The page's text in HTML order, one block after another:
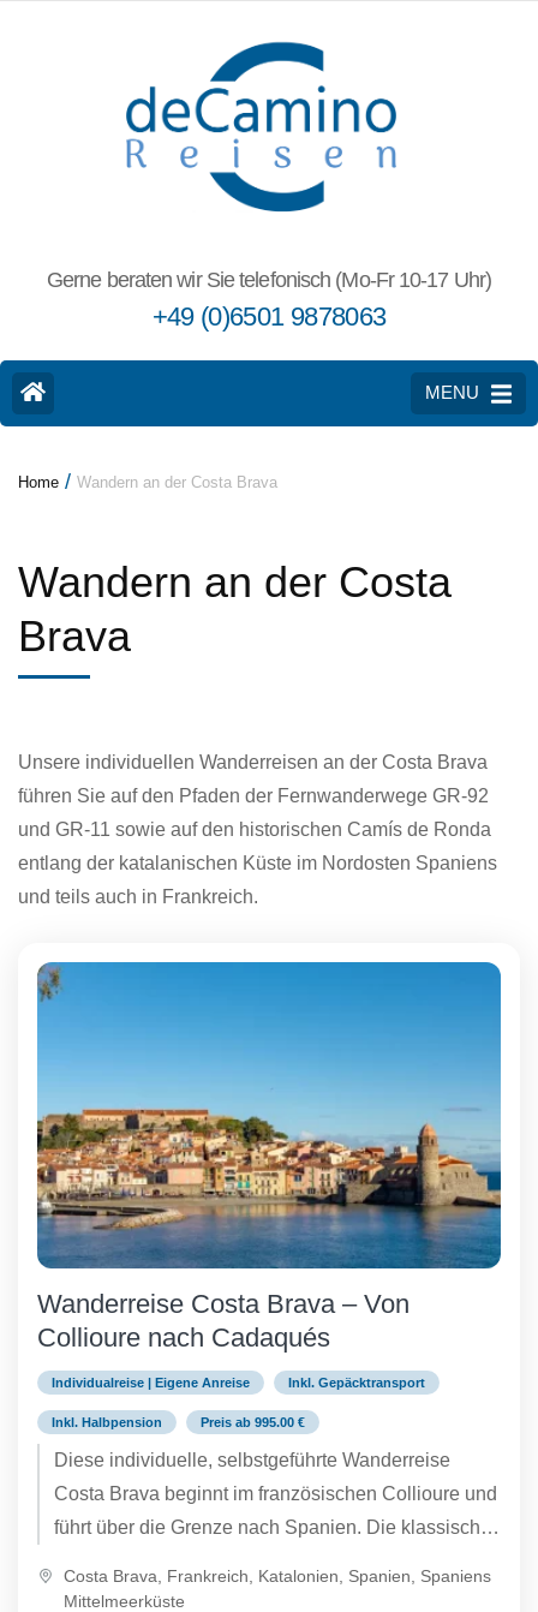
Gerne beraten wir Sie telefonisch (Mo-Fr 10-17 Uhr)
+49 (0)6501 9878063
MENU
Home / Wandern an der Costa Brava
Wandern an der Costa
Brava
Unsere individuellen Wanderreisen an der Costa Brava
führen Sie auf den Pfaden der Fernwanderwege GR-92
und GR-11 sowie auf den historischen Camís de Ronda
entlang der katalanischen Küste im Nordosten Spaniens
und teils auch in Frankreich.
Wanderreise Costa Brava – Von
Collioure nach Cadaqués
Individualreise | Eigene Anreise Inkl. Gepäcktransport
Inkl. Halbpension Preis ab 995.00 €
Diese individuelle, selbstgeführte Wanderreise
Costa Brava beginnt im französischen Collioure und
führt über die Grenze nach Spanien. Die klassische
Mittelmeerküste bietet alles, was das Wanderherz
Costa Brava Frankreich Katalonien Spanien
Spaniens
Mittelmeerküste